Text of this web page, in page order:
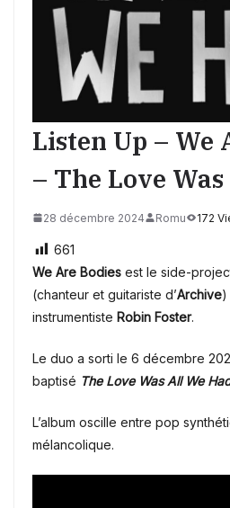
Listen Up – We
– The Love
28 décembre 2024 Romu 172
661
We Are Bodies est le side-
(chanteur et guitariste d’Archive)
instrumentiste Robin Foster.
Le duo a sorti le 6 décembre
baptisé The Love Was All We
L’album oscille entre pop
mélancolique.